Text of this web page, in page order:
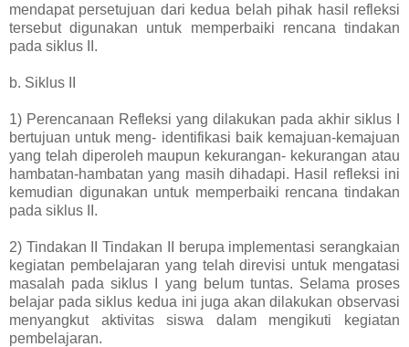
mendapat persetujuan dari kedua belah pihak hasil refleksi
tersebut digunakan untuk memperbaiki rencana tindakan
pada siklus II.
b. Siklus II
1) Perencanaan Refleksi yang dilakukan pada akhir siklus I
bertujuan untuk meng- identifikasi baik kemajuan-kemajuan
yang telah diperoleh maupun kekurangan- kekurangan atau
hambatan-hambatan yang masih dihadapi. Hasil refleksi ini
kemudian digunakan untuk memperbaiki rencana tindakan
pada siklus II.
2) Tindakan II Tindakan II berupa implementasi serangkaian
kegiatan pembelajaran yang telah direvisi untuk mengatasi
masalah pada siklus I yang belum tuntas. Selama proses
belajar pada siklus kedua ini juga akan dilakukan observasi
menyangkut aktivitas siswa dalam mengikuti kegiatan
pembelajaran.